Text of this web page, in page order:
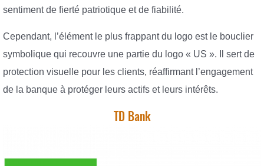
sentiment de fierté patriotique et de fiabilité.
Cependant, l’élément le plus frappant du logo est le bouclier
symbolique qui recouvre une partie du logo « US ». Il sert de
protection visuelle pour les clients, réaffirmant l’engagement
de la banque à protéger leurs actifs et leurs intérêts.
TD Bank